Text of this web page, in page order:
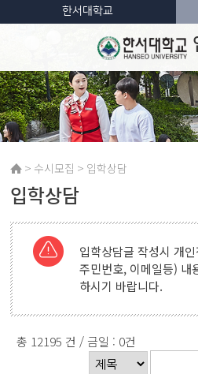
한서대학교
> 수시모집 > 입학상담
입학상담
입학상담글 작성시 개
주민번호, 이메일등) 내
하시기 바랍니다.
총 12195 건 / 금일 : 0건